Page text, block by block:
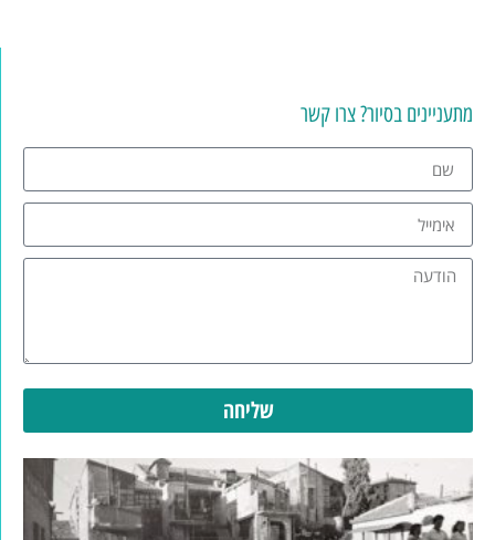
מתעניינים בסיור? צרו קשר
שליחה